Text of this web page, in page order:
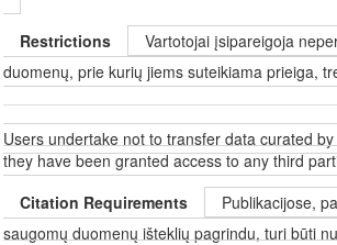
Restrictions
Vartotojai įsipareigoja
duomenų, prie kurių jiems suteikiama prieiga,
Users undertake not to transfer data curated
they have been granted access to any third
Citation Requirements
Publikacijose,
saugomų duomenų išteklių pagrindu, turi būti